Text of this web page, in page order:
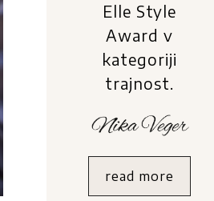
Elle Style
Award v
kategoriji
trajnost.
read more